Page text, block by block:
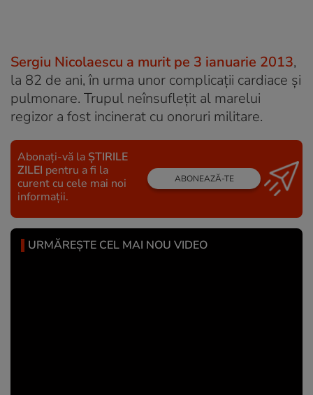
Sergiu Nicolaescu a murit pe 3 ianuarie 2013,
la 82 de ani, în urma unor complicații cardiace și
pulmonare. Trupul neînsuflețit al marelui
regizor a fost incinerat cu onoruri militare.
Abonați-vă la ȘTIRILE
ZILEI pentru a fi la
curent cu cele mai noi
informații.
ABONEAZĂ-TE
URMĂREȘTE CEL MAI NOU VIDEO